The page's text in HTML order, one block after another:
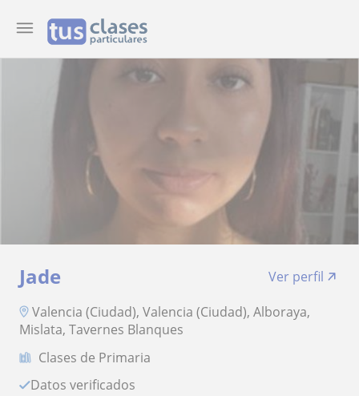
Jade
Ver perfil
Valencia (Ciudad), Valencia (Ciudad), Alboraya,
Mislata, Tavernes Blanques
Clases de Primaria
Datos verificados